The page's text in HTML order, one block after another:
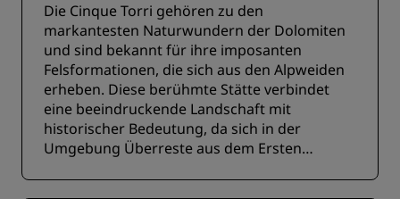
Die Cinque Torri gehören zu den
markantesten Naturwundern der Dolomiten
und sind bekannt für ihre imposanten
Felsformationen, die sich aus den Alpweiden
erheben. Diese berühmte Stätte verbindet
eine beeindruckende Landschaft mit
historischer Bedeutung, da sich in der
Umgebung Überreste aus dem Ersten